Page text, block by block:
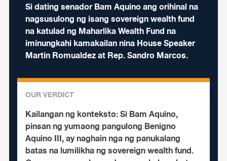
Si dating senador Bam Aquino ang orihinal na
nagsusulong ng isang sovereign wealth fund
na katulad ng Maharlika Wealth Fund na
iminungkahi kamakailan nina House Speaker
Martin Romualdez at Rep. Sandro Marcos.
OUR VERDICT
Kailangan ng konteksto:Si Bam Aquino,
pinsan ng yumaong pangulong Benigno
Aquino III, ay naghain nga ng panukalang
batas na lumilikha ng sovereign wealth fund.